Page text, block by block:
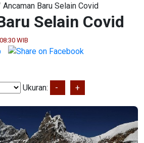
Ancaman Baru Selain Covid
Selain Covid
WIB
Ukuran: - +